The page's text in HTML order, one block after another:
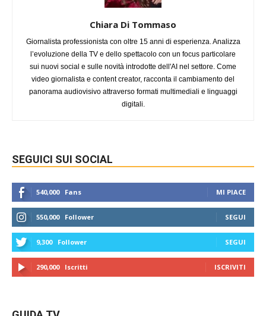
Chiara Di Tommaso
Giornalista professionista con oltre 15 anni di esperienza. Analizza
l’evoluzione della TV e dello spettacolo con un focus particolare
sui nuovi social e sulle novità introdotte dell'AI nel settore. Come
video giornalista e content creator, racconta il cambiamento del
panorama audiovisivo attraverso formati multimediali e linguaggi
digitali.
SEGUICI SUI SOCIAL
540,000 Fans MI PIACE
550,000 Follower SEGUI
9,300 Follower SEGUI
290,000 Iscritti ISCRIVITI